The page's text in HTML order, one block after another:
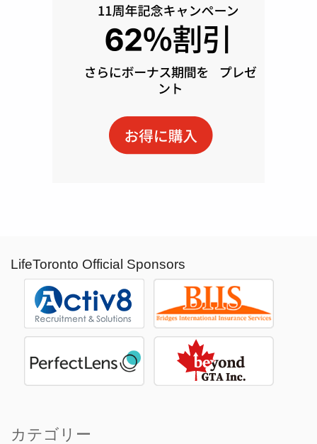
LifeToronto Official Sponsors
カテゴリー